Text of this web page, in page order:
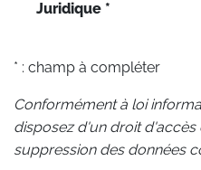
Juridique *
* : champ à compléter
Conformément à loi
disposez d'un droit d'accès
suppression des données